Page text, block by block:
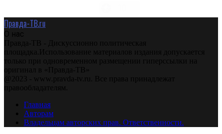
Правда-ТВ.ru
О нас
Правда-ТВ - Дискуссионно политическая
площадка.Использование материалов издания допускается
только при одновременном размещении гиперссылки на
оригинал в «Правда-ТВ»
@2023 - www.pravda-tv.ru. Все права принадлежат
правообладателям.
Главная
Авторам
Владельцам авторских прав. Ответственности.